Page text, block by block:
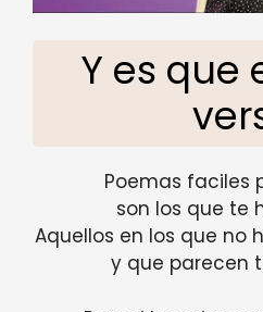
Y es que
Poemas faciles
son los que te
Aquellos en los que no
y que parecen